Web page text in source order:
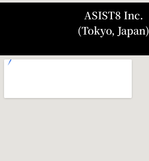
ASIST8 Inc.
(Tokyo, Japan)